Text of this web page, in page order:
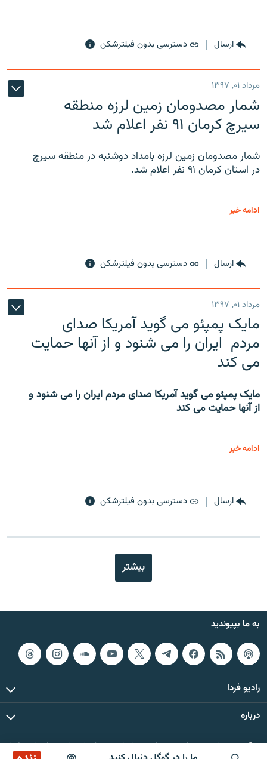
ارسال دسترسی بدون فیلترشکن
مرداد ۰۱, ۱۳۹۷
شمار مصدومان زمین لرزه منطقه
سیرچ کرمان ۹۱ نفر اعلام شد
شمار مصدومان زمین لرزه بامداد دوشنبه در منطقه سیرچ
در استان کرمان ۹۱ نفر اعلام شد.
ادامه خبر
ارسال دسترسی بدون فیلترشکن
مرداد ۰۱, ۱۳۹۷
مایک پمپئو می گوید آمریکا صدای
مردم ایران را می شنود و از آنها حمایت
می کند
مایک پمپئو می گوید آمریکا صدای مردم ایران را می شنود و
از آنها حمایت می کند
ادامه خبر
ارسال دسترسی بدون فیلترشکن
بیشتر
به ما بپیوندید
رادیو فردا
درباره
© ۲۰۲۶ تمام حقوق این وب‌سایت، بر اساس مقررات کپی‌رایت، برای رادیو فردا